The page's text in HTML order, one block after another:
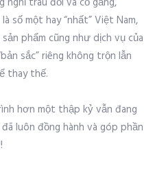
số một hay “nhất” Việt Nam,
phẩm cũng như dịch vụ của
sắc” riêng không trộn lẫn
thay thế.
hơn một thập kỷ vẫn đang
luôn đồng hành và góp phần